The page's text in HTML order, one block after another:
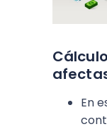
En